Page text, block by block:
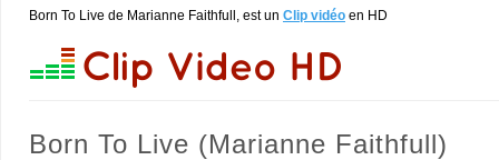
Born To Live de Marianne Faithfull, est un Clip vidéo en HD
Born To Live (Marianne Faithfull)